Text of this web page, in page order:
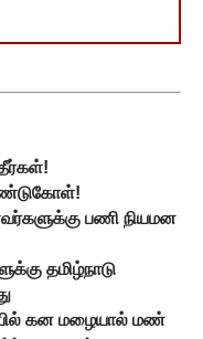
பணி நியமன
தமிழ்நாடு
கன மழையால் மண்